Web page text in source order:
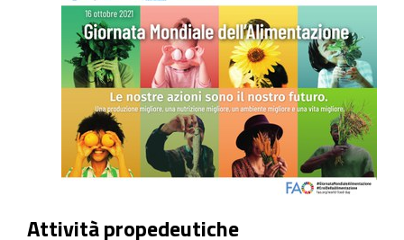
Attività propedeutiche